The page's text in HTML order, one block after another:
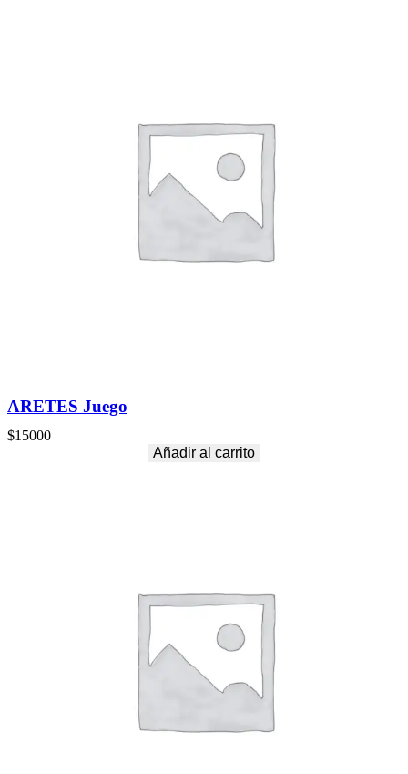
ARETES Juego
$15000
Añadir al carrito